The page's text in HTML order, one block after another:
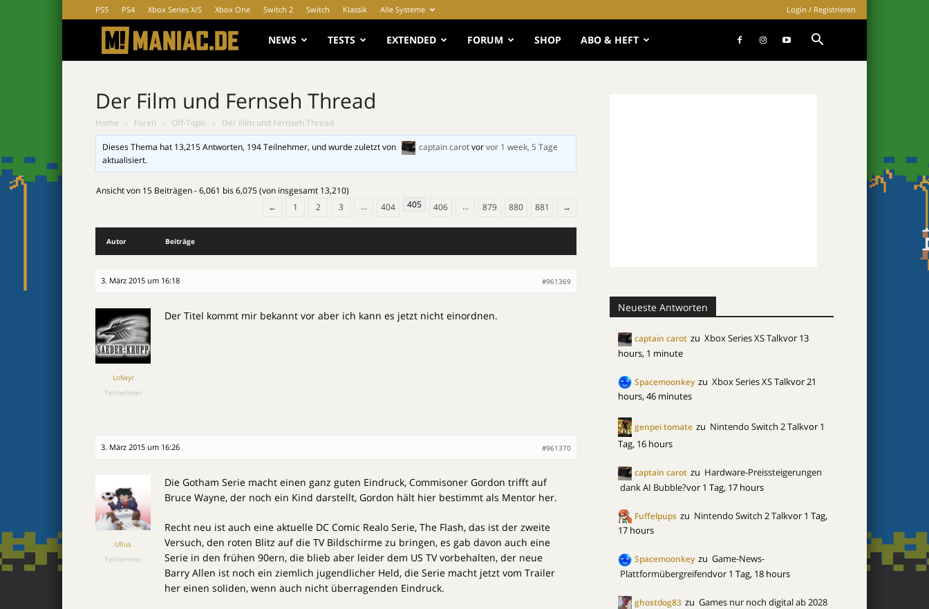
PS5 PS4 Xbox Series X/S Xbox One Switch 2 Switch Klassik Alle Systeme Login / Registrieren
MANIAC.de
NEWS TESTS EXTENDED FORUM SHOP ABO & HEFT
Der Film und Fernseh Thread
Home › Foren › Off-Topic › Der Film und Fernseh Thread
Dieses Thema hat 13,215 Antworten, 194 Teilnehmer, und wurde zuletzt von captain carotvorvor 1 week, 5 Tage
aktualisiert.
Ansicht von 15 Beiträgen - 6,061 bis 6,075 (von insgesamt 13,210)
←
1 2 3 … 404 405 406 … 879 880 881 →
Autor Beiträge
3. März 2015 um 16:18 #961369
Lofwyr
Teilnehmer
Der Titel kommt mir bekannt vor aber ich kann es jetzt nicht einordnen.
3. März 2015 um 16:26 #961370
Ullus
Teilnehmer
Die Gotham Serie macht einen ganz guten Eindruck, Commisoner Gordon trifft auf
Bruce Wayne, der noch ein Kind darstellt, Gordon hält hier bestimmt als Mentor her.
Recht neu ist auch eine aktuelle DC Comic Realo Serie, The Flash, das ist der zweite
Versuch, den roten Blitz auf die TV Bildschirme zu bringen, es gab davon auch eine
Serie in den frühen 90ern, die blieb aber leider dem US TV vorbehalten, der neue
Barry Allen ist noch ein ziemlich jugendlicher Held, die Serie macht jetzt vom Trailer
her einen soliden, wenn auch nicht überragenden Eindruck.
Neueste Antworten
captain carot zu Xbox Series XS Talkvor 13
hours, 1 minute
Spacemoonkey zu Xbox Series XS Talkvor 21
hours, 46 minutes
genpei tomate zu Nintendo Switch 2 Talkvor 1
Tag, 16 hours
captain carot zu Hardware-Preissteigerungen
dank AI Bubble?vor 1 Tag, 17 hours
Fuffelpups zu Nintendo Switch 2 Talkvor 1 Tag,
17 hours
Spacemoonkey zu Game-News-
Plattformübergreifendvor 1 Tag, 18 hours
ghostdog83 zu Games nur noch digital ab 2028